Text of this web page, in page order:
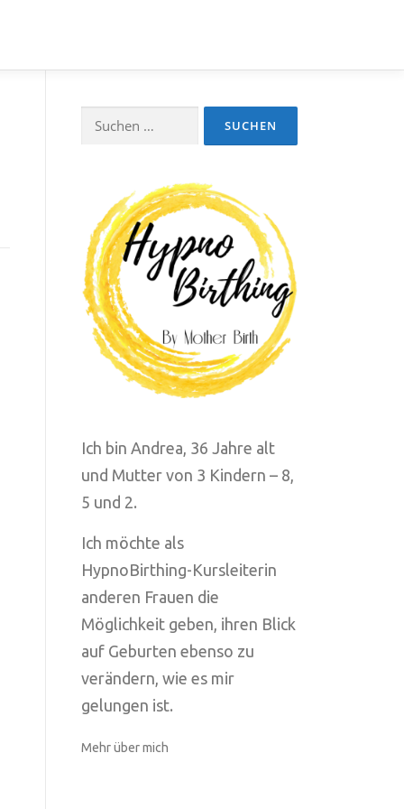
Suchen
Ich bin Andrea, 36 Jahre alt
und Mutter von 3 Kindern – 8,
5 und 2.
Ich möchte als
HypnoBirthing-Kursleiterin
anderen Frauen die
Möglichkeit geben, ihren Blick
auf Geburten ebenso zu
verändern, wie es mir
gelungen ist.
Mehr über mich